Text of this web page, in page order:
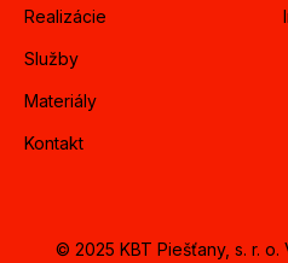
Realizácie
Služby
Materiály
Kontakt
© 2025 KBT Piešťany, s. r.